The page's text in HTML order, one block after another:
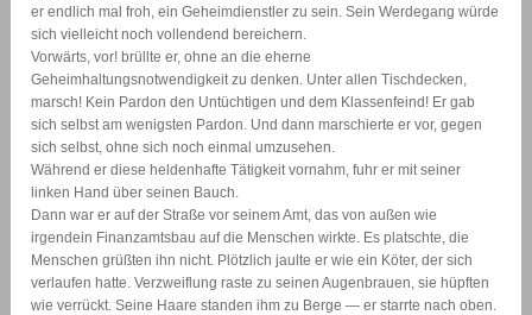
er endlich mal froh, ein Geheimdienstler zu sein. Sein Werdegang würde
sich vielleicht noch vollendend bereichern.
Vorwärts, vor! brüllte er, ohne an die eherne
Geheimhaltungsnotwendigkeit zu denken. Unter allen Tischdecken,
marsch! Kein Pardon den Untüchtigen und dem Klassenfeind! Er gab
sich selbst am wenigsten Pardon. Und dann marschierte er vor, gegen
sich selbst, ohne sich noch einmal umzusehen.
Während er diese heldenhafte Tätigkeit vornahm, fuhr er mit seiner
linken Hand über seinen Bauch.
Dann war er auf der Straße vor seinem Amt, das von außen wie
irgendein Finanzamtsbau auf die Menschen wirkte. Es platschte, die
Menschen grüßten ihn nicht. Plötzlich jaulte er wie ein Köter, der sich
verlaufen hatte. Verzweiflung raste zu seinen Augenbrauen, sie hüpften
wie verrückt. Seine Haare standen ihm zu Berge — er starrte nach oben.